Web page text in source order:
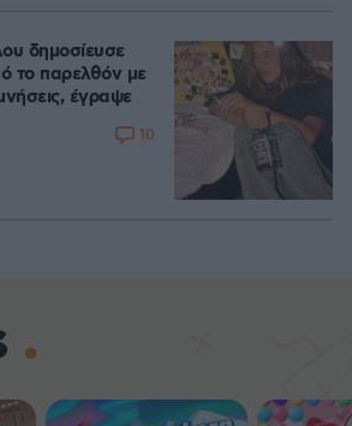
δημοσίευσε
το παρελθόν με
έγραψε
10